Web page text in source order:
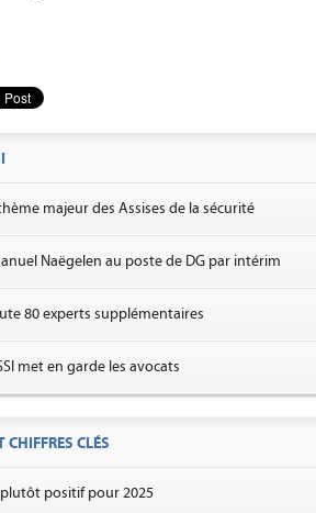
majeur des Assises de la sécurité
Naëgelen au poste de DG par intérim
80 experts supplémentaires
met en garde les avocats
CHIFFRES CLÉS
positif pour 2025